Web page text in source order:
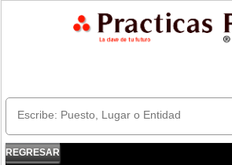
REGRESAR